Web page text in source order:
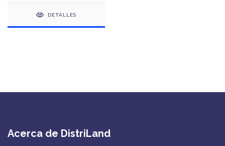
DETALLES
Acerca de DistriLand